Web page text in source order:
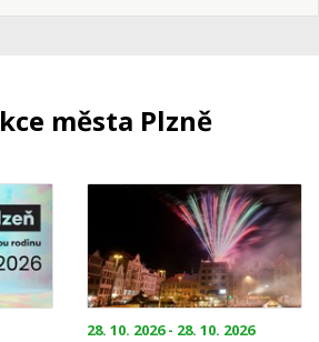
města Plzně
28. 10. 2026 - 28. 10. 2026